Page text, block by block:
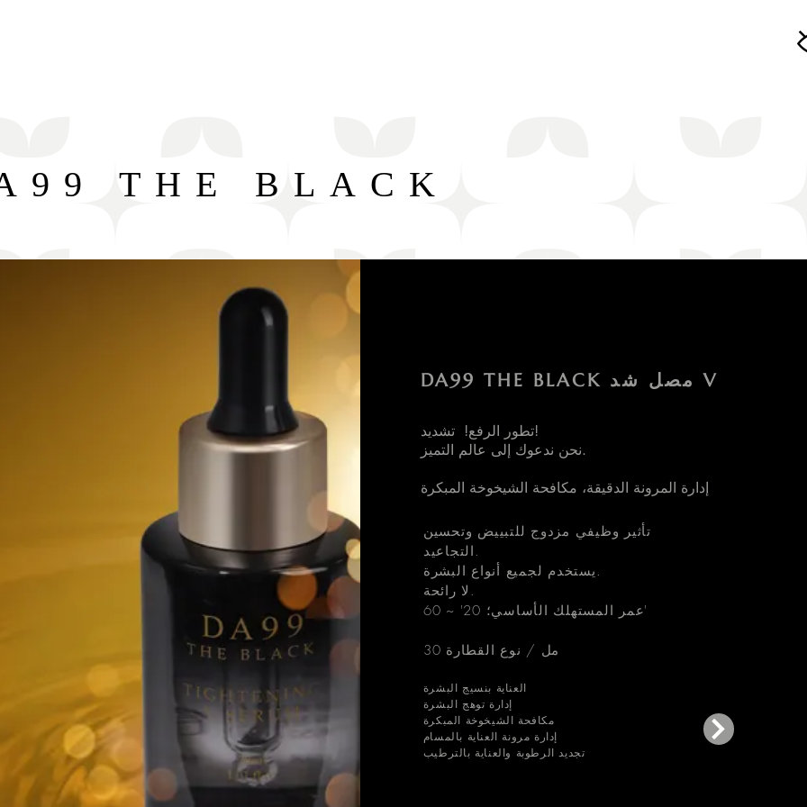
THE BLACK
DA99 THE BLACK مصل شد V
تطور الرفع!تشديد!
نحن ندعوك إلى عالم التميز.
​إدارة المرونة الدقيقة، مكافحة الشيخوخة المبكرة
تأثير وظيفي مزدوج للتبييض وتحسين
التجاعيد.
يستخدم لجميع أنواع البشرة.
لا رائحة.
عمر المستهلك الأساسي؛ 20' ~ 60'
30 مل / نوع القطارة
العناية بنسيج البشرة
إدارة توهج البشرة
مكافحة الشيخوخة المبكرة
إدارة مرونة العناية بالمسام
تجديد الرطوبة والعناية بالترطيب